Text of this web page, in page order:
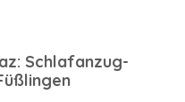
Schlafanzug-